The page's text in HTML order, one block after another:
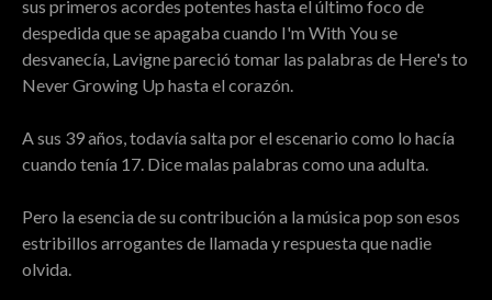
sus primeros acordes potentes hasta el último foco de
despedida que se apagaba cuando I'm With You se
desvanecía, Lavigne pareció tomar las palabras de Here's to
Never Growing Up hasta el corazón.
A sus 39 años, todavía salta por el escenario como lo hacía
cuando tenía 17. Dice malas palabras como una adulta.
Pero la esencia de su contribución a la música pop son esos
estribillos arrogantes de llamada y respuesta que nadie
olvida.